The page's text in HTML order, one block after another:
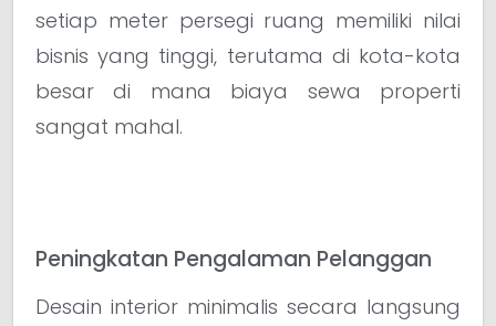
setiap meter persegi ruang memiliki nilai
bisnis yang tinggi, terutama di kota-kota
besar di mana biaya sewa properti
sangat mahal.
Peningkatan Pengalaman Pelanggan
Desain interior minimalis secara langsung